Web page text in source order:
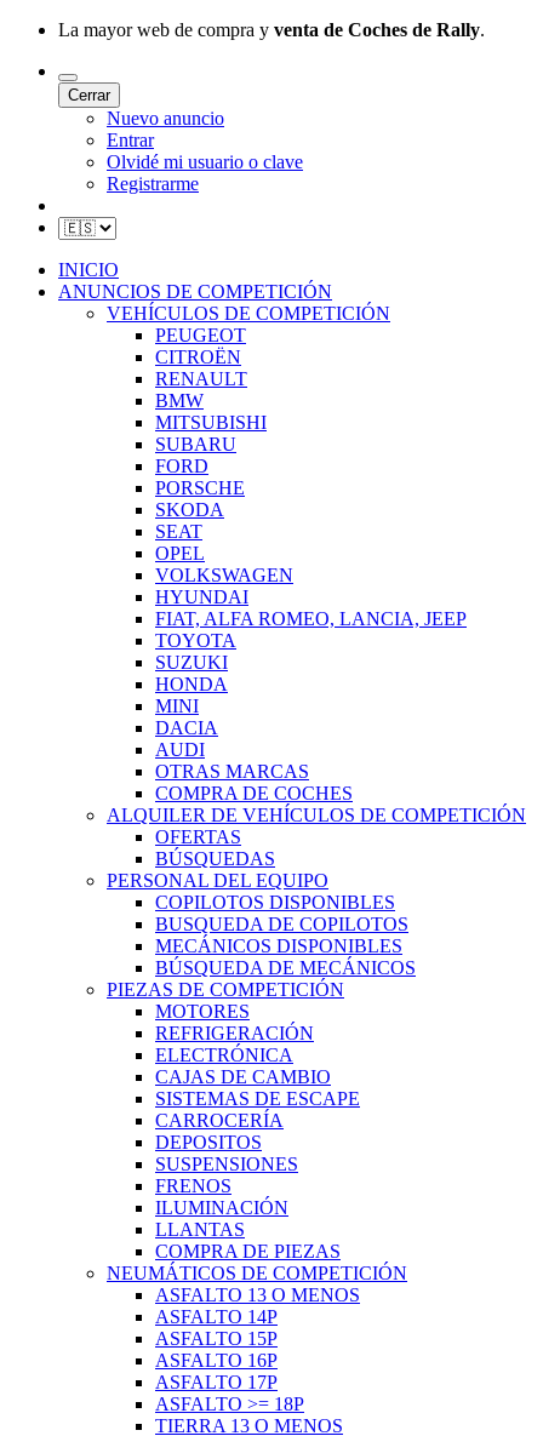
La mayor web de compra y venta de Coches de Rally.
Cerrar
Nuevo anuncio
Entrar
Olvidé mi usuario o clave
Registrarme
INICIO
ANUNCIOS DE COMPETICIÓN
VEHÍCULOS DE COMPETICIÓN
PEUGEOT
CITROËN
RENAULT
BMW
MITSUBISHI
SUBARU
FORD
PORSCHE
SKODA
SEAT
OPEL
VOLKSWAGEN
HYUNDAI
FIAT, ALFA ROMEO, LANCIA, JEEP
TOYOTA
SUZUKI
HONDA
MINI
DACIA
AUDI
OTRAS MARCAS
COMPRA DE COCHES
ALQUILER DE VEHÍCULOS DE COMPETICIÓN
OFERTAS
BÚSQUEDAS
PERSONAL DEL EQUIPO
COPILOTOS DISPONIBLES
BUSQUEDA DE COPILOTOS
MECÁNICOS DISPONIBLES
BÚSQUEDA DE MECÁNICOS
PIEZAS DE COMPETICIÓN
MOTORES
REFRIGERACIÓN
ELECTRÓNICA
CAJAS DE CAMBIO
SISTEMAS DE ESCAPE
CARROCERÍA
DEPOSITOS
SUSPENSIONES
FRENOS
ILUMINACIÓN
LLANTAS
COMPRA DE PIEZAS
NEUMÁTICOS DE COMPETICIÓN
ASFALTO 13 O MENOS
ASFALTO 14P
ASFALTO 15P
ASFALTO 16P
ASFALTO 17P
ASFALTO >= 18P
TIERRA 13 O MENOS